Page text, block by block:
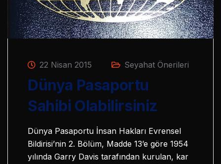
22 Nisan 2015 Seyahat Önerileri
Dünya Pasaportu
Sahibi Olabilirsiniz
Dünya Pasaportu İnsan Hakları Evrensel
Bildirisi’nin 2. Bölüm, Madde 13’e göre 1954
yılında Garry Davis tarafından kurulan, kar